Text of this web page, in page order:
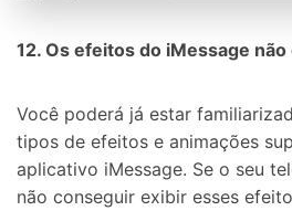
12. Os efeitos do iMessage
Você poderá já estar
tipos de efeitos e animações
aplicativo iMessage. Se o seu
não conseguir exibir esses